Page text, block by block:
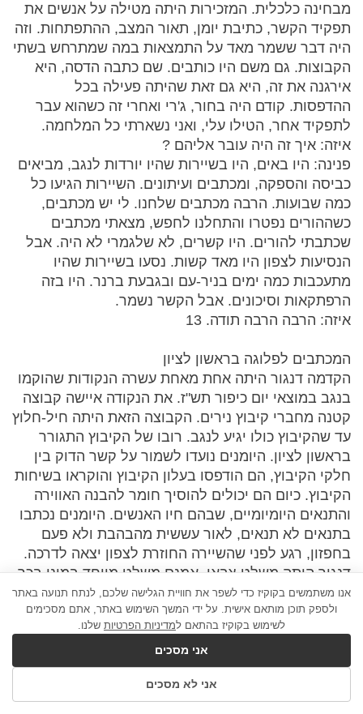
מבחינה כלכלית. המזכירות היתה מטילה על אנשים את
תפקיד הקשר, כתיבת יומן, תאור המצב, ההתפתחות. וזה
היה דבר ששמר מאד על התמצאות במה שמתרחש בשתי
הקבוצות. גם משם היו כותבים. שם כתבה הדסה, היא
אירגנה את זה, היא גם זאת שהיתה פעילה בכל
ההדפסות. קודם היה בחור, ג'רי ואחרי זה כשהוא עבר
לתפקיד אחר, הטילו עלי, ואני נשארתי כל המלחמה.
איזה: איך זה היה עובר אליהם ?
פנינה: היו באים, היו בשיירות שהיו יורדות לנגב, מביאים
כביסה והספקה, ומכתבים ועיתונים. השיירות הגיעו כל
כמה שבועות. הרבה מכתבים שלחנו. לי יש מכתבים,
כשההורים נפטרו והתחלנו לחפש, מצאתי מכתבים
שכתבתי להורים. היו קשרים, לא שלגמרי לא היה. אבל
הנסיעות לצפון היו מאד קשות. נסעו בשיירות שהיו
מתעכבות כמה ימים בניר-עם ובגבעת ברנר. היו בזה
הרפתקאות וסיכונים. אבל הקשר נשמר.
איזה: הרבה הרבה תודה. 13
המכתבים לפלוגה בראשון לציון
הקדמה דנגור היתה אחת מאחת עשרה הנקודות שהוקמו
בנגב במוצאי יום כיפור תש"ז. את הנקודה איישה קבוצה
קטנה מחברי קיבוץ נירים. הקבוצה הזאת היתה חיל-חלוץ
עד שהקיבוץ כולו יגיע לנגב. רובו של הקיבוץ התגורר
בראשון לציון. היומנים נועדו לשמור על קשר הדוק בין
חלקי הקיבוץ, הם הודפסו בעלון הקיבוץ והוקראו בשיחות
הקיבוץ. כיום הם יכולים להוסיך חומר להבנה האווירה
והתנאים היומיומיים, שבהם חיו האנשים. היומנים נכתבו
בתנאים לא תנאים, לאור עששית מהבהבת ולא פעם
בחפזון, רגע לפני שהשיירה החוזרת לצפון יצאה לדרכה.
דנגור היתה משלט צבאי, אמנם משלט מיוחד במינו בכך
שהיה קיבוץ. היו בו מצד אחד המון ימים של שיגרה
משעממת, אך מצד שני מתח עצום לקראת הבאות - ה-
12במאי, עזיבת המנדט הבריטי את הארץ. על היממה
המסעירה של החמישה עשר במאי כתב הרמטכ"ל בר-לב,
1295 )מעריב( "לא האמנתי שנירים תוכל להחזיק מעמד,
בקושי היו שם לאנשים רובים וסטנים, אחרי הפגזת ריכוך
אנו משתמשים בקוקיז כדי לשפר את חוויית הגלישה שלכם, לנתח תנועה באתר
ולספק תוכן מותאם אישית. על ידי המשך השימוש באתר, אתם מסכימים
לשימוש בקוקיז בהתאם למדיניות הפרטיות שלנו.
אני מסכים
אני לא מסכים